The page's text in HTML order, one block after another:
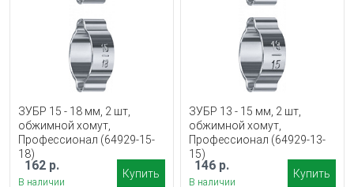
ЗУБР 15 - 18 мм, 2 шт,
обжимной хомут,
Профессионал (64929-15-
18)
162 р.
В наличии
Купить
ЗУБР 13 - 15 мм, 2 шт,
обжимной хомут,
Профессионал (64929-13-
15)
146 р.
В наличии
Купить